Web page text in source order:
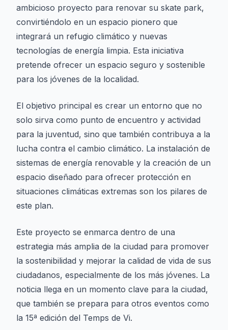
ambicioso proyecto para renovar su skate park,
convirtiéndolo en un espacio pionero que
integrará un refugio climático y nuevas
tecnologías de energía limpia. Esta iniciativa
pretende ofrecer un espacio seguro y sostenible
para los jóvenes de la localidad.
El objetivo principal es crear un entorno que no
solo sirva como punto de encuentro y actividad
para la juventud, sino que también contribuya a la
lucha contra el cambio climático. La instalación de
sistemas de energía renovable y la creación de un
espacio diseñado para ofrecer protección en
situaciones climáticas extremas son los pilares de
este plan.
Este proyecto se enmarca dentro de una
estrategia más amplia de la ciudad para promover
la sostenibilidad y mejorar la calidad de vida de sus
ciudadanos, especialmente de los más jóvenes. La
noticia llega en un momento clave para la ciudad,
que también se prepara para otros eventos como
la 15ª edición del Temps de Vi.